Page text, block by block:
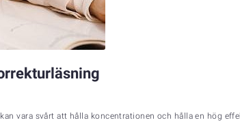
vara svårt att hålla koncentrationen och hålla en hög